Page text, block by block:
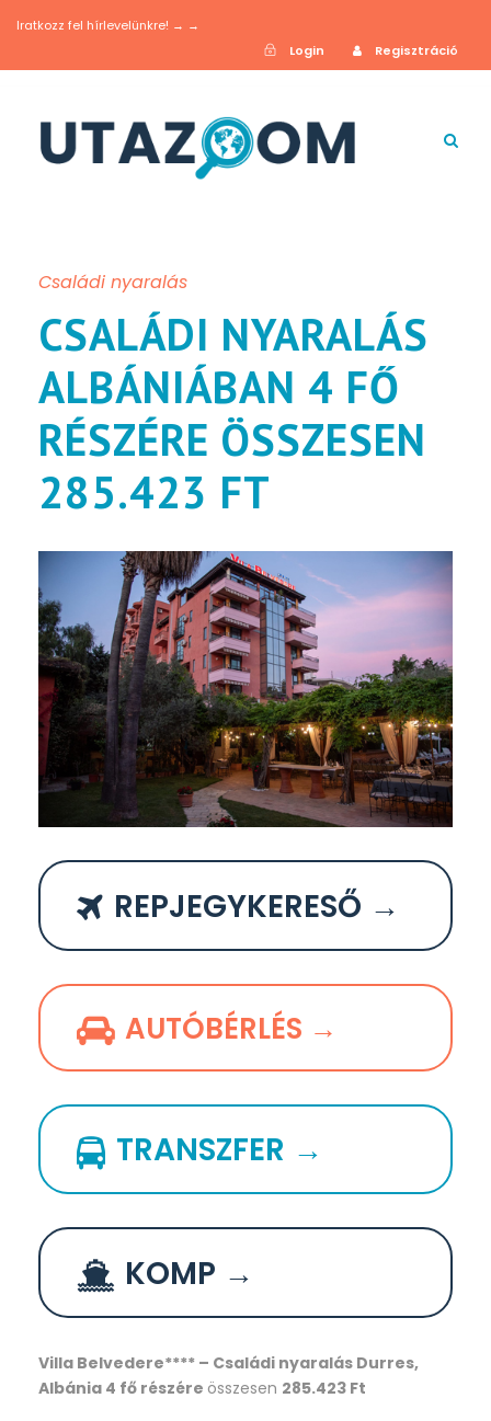
Iratkozz fel hírlevelünkre! → →
Login
Regisztráció
Családi nyaralás
CSALÁDI NYARALÁS
ALBÁNIÁBAN 4 FŐ
RÉSZÉRE ÖSSZESEN
285.423 FT
REPJEGYKERESŐ →
AUTÓBÉRLÉS →
TRANSZFER →
KOMP →
Villa Belvedere**** – Családi nyaralás Durres,
Albánia 4 fő részére összesen 285.423 Ft